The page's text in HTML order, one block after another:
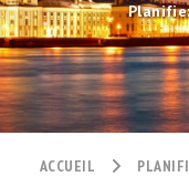
ACCUEIL